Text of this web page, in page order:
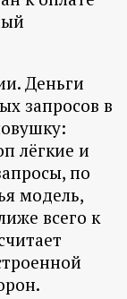
Деньги
запросов в
лёгкие и
по
модель,
всего к